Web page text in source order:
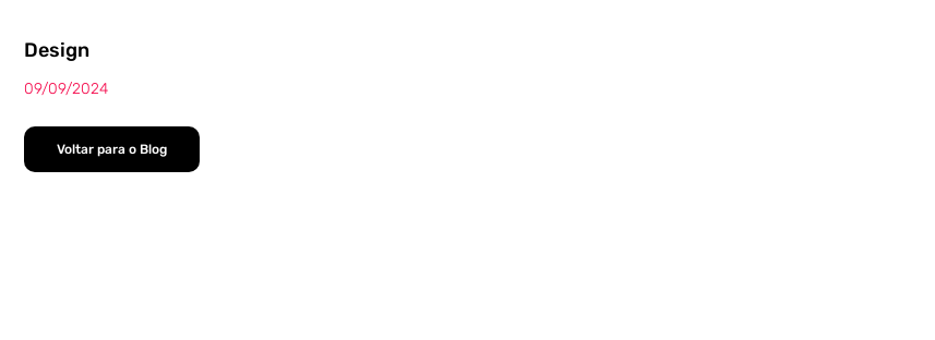
Design
09/09/2024
Voltar para o Blog